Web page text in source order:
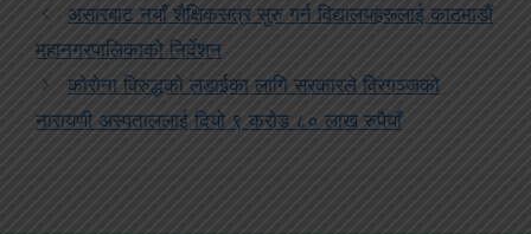
असारबाट नयाँ शैक्षिकसत्र सुरु गर्न विद्यालयहरूलाई काठमाडौं
महानगरपालिकाको निर्देशन
कोरोना विरुद्धको लडाईका लागि सरकारले विरगञ्जको
नारायणी अस्पताललाई दियो ९ करोड ८० लाख रुपैयाँ